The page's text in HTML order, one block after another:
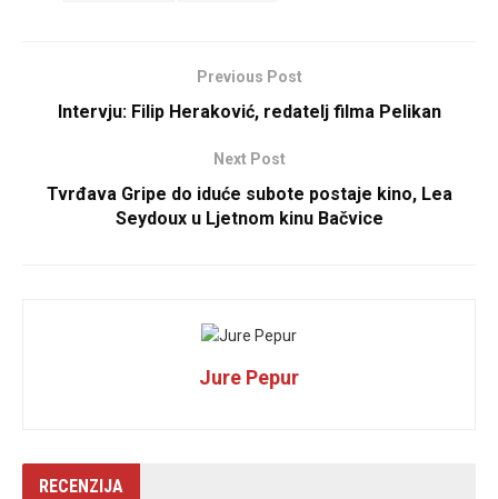
Previous Post
Intervju: Filip Heraković, redatelj filma Pelikan
Next Post
Tvrđava Gripe do iduće subote postaje kino, Lea
Seydoux u Ljetnom kinu Bačvice
Jure Pepur
RECENZIJA